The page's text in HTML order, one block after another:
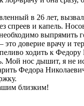
в 26 лет,
спреев и капель.
выпрямить
доверие врачу и
ходить к
Мой нос дышит, я
Федора
близким!